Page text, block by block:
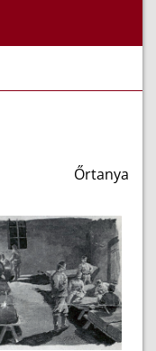
Őrtanya